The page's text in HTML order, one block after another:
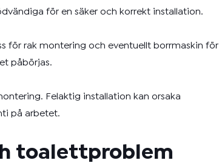
för en säker och korrekt installation.
för rak montering och eventuellt borrmaskin för
påbörjas.
Felaktig installation kan orsaka
på arbetet.
toalettproblem